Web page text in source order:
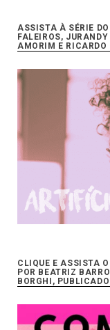
ASSISTA À SÉRIE
FALEIROS,
AMORIM E RICARDO
CLIQUE E ASSISTA
POR BEATRIZ
BORGHI,